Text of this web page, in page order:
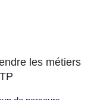
les métiers